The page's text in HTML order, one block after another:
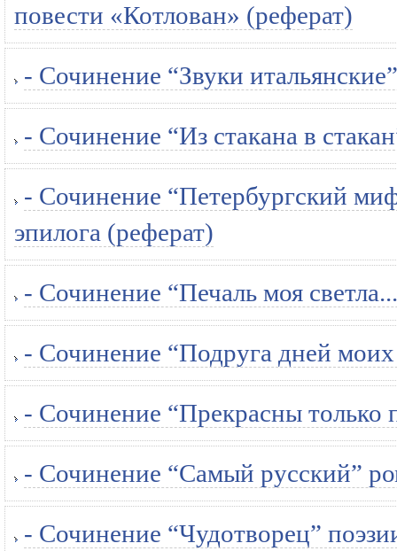
повести «Котлован» (реферат)
- Сочинение “Звуки
- Сочинение “Из стакана в
- Сочинение “Петербургский
эпилога (реферат)
- Сочинение “Печаль моя
- Сочинение “Подруга дней
- Сочинение “Прекрасны только
- Сочинение “Самый русский”
- Сочинение “Чудотворец”